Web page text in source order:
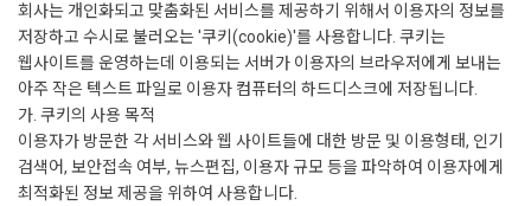
회사는 개인화되고 맞춤화된 서비스를 제공하기 위해서 이용자의 정보를
저장하고 수시로 불러오는 '쿠키(cookie)'를 사용합니다. 쿠키는
웹사이트를 운영하는데 이용되는 서버가 이용자의 브라우저에게 보내는
아주 작은 텍스트 파일로 이용자 컴퓨터의 하드디스크에 저장됩니다.
가. 쿠키의 사용 목적
이용자가 방문한 각 서비스와 웹 사이트들에 대한 방문 및 이용형태, 인기
검색어, 보안접속 여부, 뉴스편집, 이용자 규모 등을 파악하여 이용자에게
최적화된 정보 제공을 위하여 사용합니다.